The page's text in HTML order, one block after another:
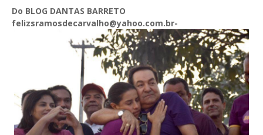
Do BLOG DANTAS BARRETO
felizsramosdecarvalho@yahoo.com.br-